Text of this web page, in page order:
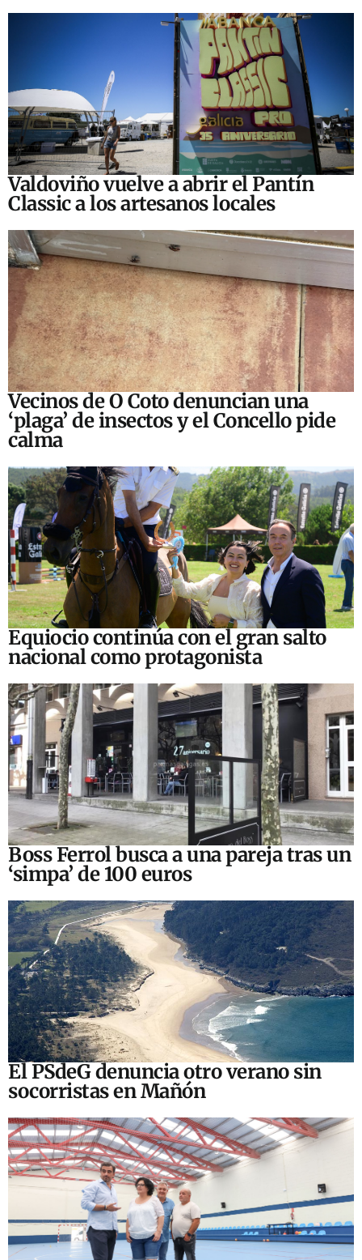
Valdoviño vuelve a abrir el Pantín
Classic a los artesanos locales
Vecinos de O Coto denuncian una
‘plaga’ de insectos y el Concello pide
calma
Equiocio continúa con el gran salto
nacional como protagonista
Boss Ferrol busca a una pareja tras un
‘simpa’ de 100 euros
El PSdeG denuncia otro verano sin
socorristas en Mañón